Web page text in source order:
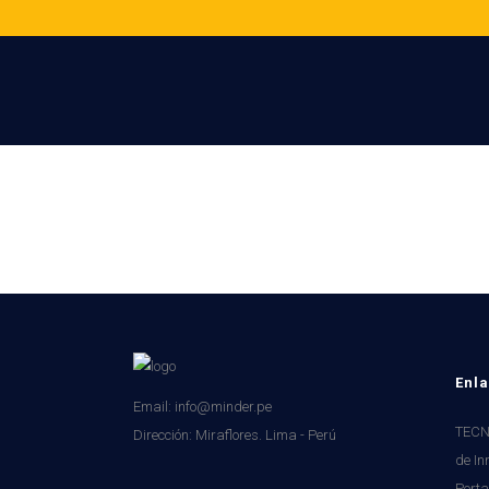
Email: info@minder.pe
Dirección: Miraflores. Lima - Perú
de